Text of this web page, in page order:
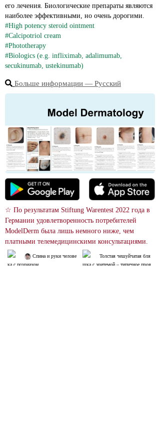
его лечения. Биологические препараты являются
наиболее эффективными, но очень дорогими.
#High potency steroid ointment
#Calcipotriol cream
#Phototherapy
#Biologics (e.g. infliximab, adalimumab,
secukinumab, ustekinumab)
Больше информации ― Русский
☆ По результатам Stiftung Warentest 2022 года в
Германии удовлетворенность потребителей
ModelDerm была лишь немного ниже, чем
платными телемедицинскими консультациями.
Спина и руки челове
ка с псориазом
Толстая чешуйчатая бля
шка с эритемой – типичное проя